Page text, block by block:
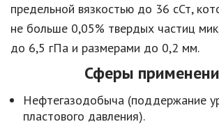
предельной вязкостью до 36 сСт,
не больше 0,05% твердых частиц
до 6,5 гПа и размерами до 0,2 мм.
Сферы
Нефтегазодобыча (поддержание
пластового давления).